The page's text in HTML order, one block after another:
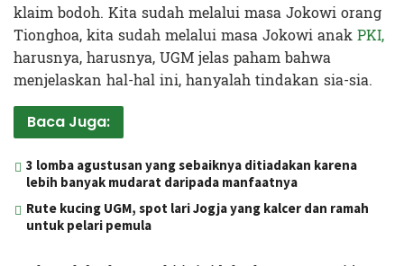
klaim bodoh. Kita sudah melalui masa Jokowi orang
Tionghoa, kita sudah melalui masa Jokowi anakPKI,
harusnya, harusnya, UGM jelas paham bahwa
menjelaskan hal-hal ini, hanyalah tindakan sia-sia.
Baca Juga:
3 lomba agustusan yang sebaiknya ditiadakan karena
lebih banyak mudarat daripada manfaatnya
Rute kucing UGM, spot lari Jogja yang kalcer dan ramah
untuk pelari pemula